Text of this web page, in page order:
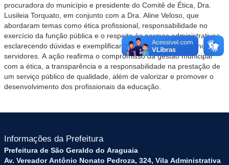
procuradora do município e presidente do Comitê de Ética, Dra.
Lusileia Torquato, em conjunto com a Dra. Aline Veloso, que
abordaram temas como ética profissional, responsabilidade no
exercício da função pública e o respeito às normas administrativas,
esclarecendo dúvidas e exemplificando situações do cotidiano dos
servidores. A ação reafirma o compromisso da gestão municipal
com a ética, a transparência e a responsabilidade na prestação de
um serviço público de qualidade, além de valorizar e promover o
desenvolvimento dos profissionais da educação.
Informações da Prefeitura
Prefeitura de São Geraldo do Araguaia
Av. Vereador Antônio Nonato Pedroza, 324, Vila Administrativa